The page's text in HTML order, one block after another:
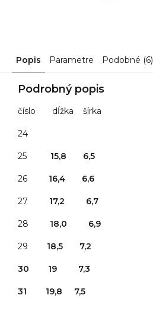
Popis Parametre Podobné (6)
Podrobný popis
číslo dĺžka šírka
24
25 15,8 6,5
26 16,4 6,6
27 17,2 6,7
28 18,0 6,9
29 18,5 7,2
30 19 7,3
31 19,8 7,5